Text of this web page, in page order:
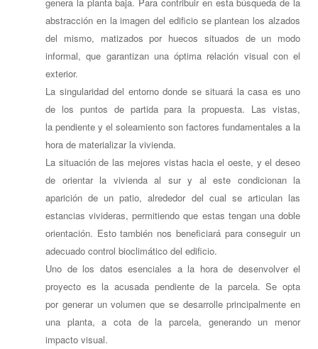
abstracción en la imagen del edificio se plantean los alzados
del mismo, matizados por huecos situados de un modo
informal, que garantizan una óptima relación visual con el
exterior.
La singularidad del entorno donde se situará la casa es uno
de los puntos de partida para la propuesta. Las vistas,
la pendiente y el soleamiento son factores fundamentales a la
hora de materializar la vivienda.
La situación de las mejores vistas hacia el oeste, y el deseo
de orientar la vivienda al sur y al este condicionan la
aparición de un patio, alrededor del cual se articulan las
estancias vivideras, permitiendo que estas tengan una doble
orientación. Esto también nos beneficiará para conseguir un
adecuado control bioclimático del edificio.
Uno de los datos esenciales a la hora de desenvolver el
proyecto es la acusada pendiente de la parcela. Se opta
por generar un volumen que se desarrolle principalmente en
una planta, a cota de la parcela, generando un menor
impacto visual.